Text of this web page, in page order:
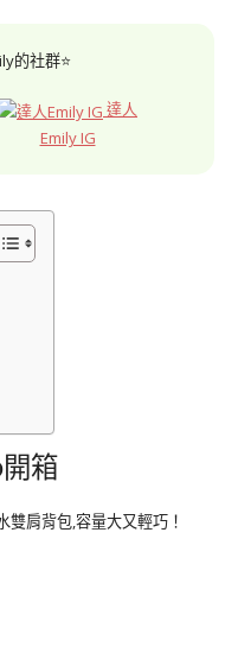
的社群⭐
達人
Emily IG
箱